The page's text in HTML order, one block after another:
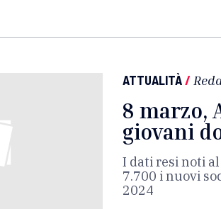
ATTUALITÀ/
8 marzo,
giovani
I dati resi noti
7.700 i nuovi
2024